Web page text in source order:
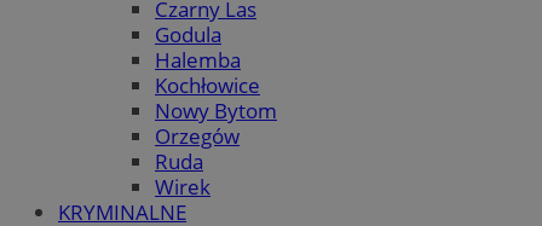
Czarny Las
Godula
Halemba
Kochłowice
Nowy Bytom
Orzegów
Ruda
Wirek
KRYMINALNE